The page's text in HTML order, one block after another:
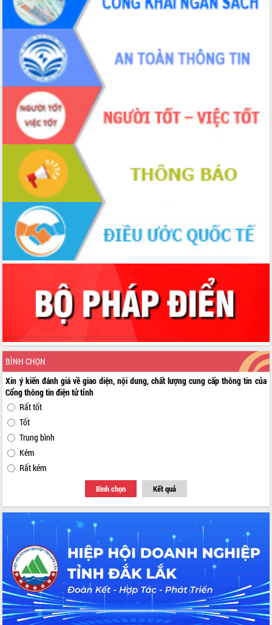
BÌNH CHỌN
Xin ý kiến đánh giá về giao diện, nội dung, chất lượng cung cấp thông tin của
Cổng thông tin điện tử tỉnh
Rất tốt
Tốt
Trung bình
Kém
Rất kém
Bình chọn Kết quả